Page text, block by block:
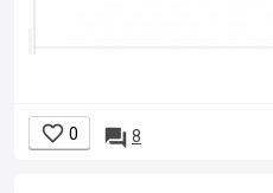
 0  8